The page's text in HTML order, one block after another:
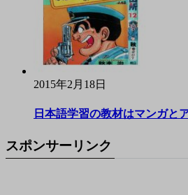
2015年2月18日
日本語学習の教材はマンガと
スポンサーリンク